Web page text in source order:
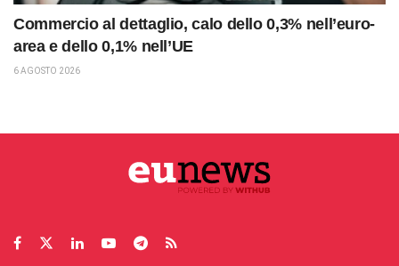
Commercio al dettaglio, calo dello 0,3% nell’euro-
area e dello 0,1% nell’UE
6 AGOSTO 2026